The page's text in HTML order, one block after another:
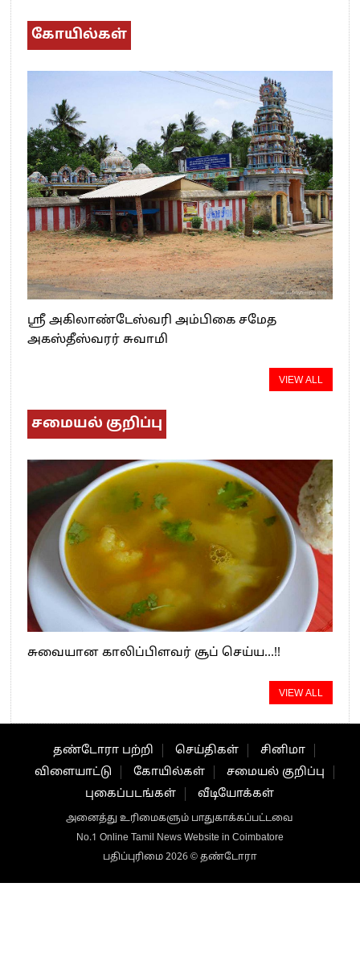
கோயில்கள்
ஸ்ரீ அகிலாண்டேஸ்வரி அம்பிகை சமேத
அகஸ்தீஸ்வரர் சுவாமி
VIEW ALL
சமையல் குறிப்பு
சுவையான காலிப்பிளவர் சூப் செய்ய…!!
VIEW ALL
தண்டோரா பற்றி செய்திகள்
சினிமா
விளையாட்டு
கோயில்கள்
சமையல் குறிப்பு
புகைப்படங்கள்
வீடியோக்கள்
அனைத்து உரிமைகளும் பாதுகாக்கப்பட்டவை
No.1 Online Tamil News Website in Coimbatore
பதிப்புரிமை 2026 © தண்டோரா